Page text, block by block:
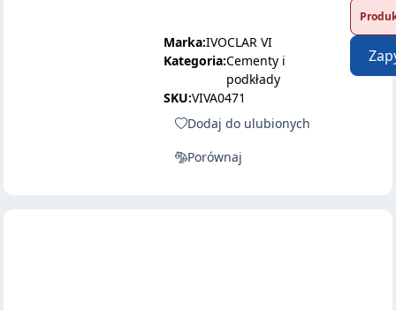
Marka:IVOCLAR VI
Kategoria:Cementy i
podkłady
SKU:VIVA0471
Dodaj do ulubionych
Porównaj